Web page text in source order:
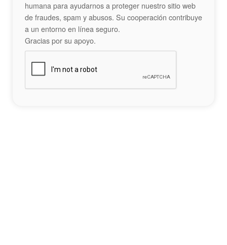
humana para ayudarnos a proteger nuestro sitio web
de fraudes, spam y abusos. Su cooperación contribuye
a un entorno en línea seguro.
Gracias por su apoyo.